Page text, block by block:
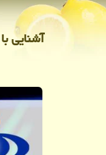
آشنایی